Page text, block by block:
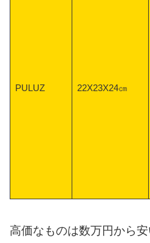
PULUZ 22X23X24㎝
高価なものは数万円から